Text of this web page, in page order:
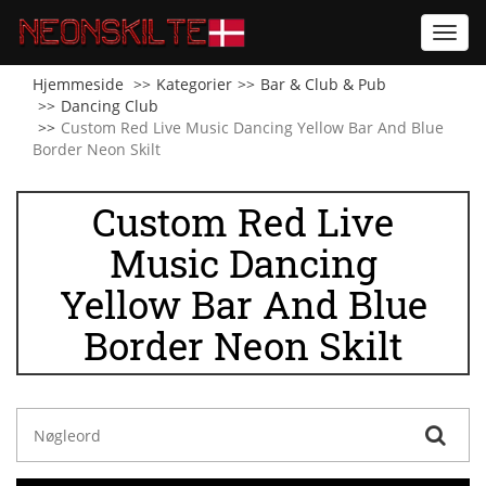
Hjemmeside
Kategorier
Bar & Club & Pub
Dancing Club
Custom Red Live Music Dancing Yellow Bar And Blue
Border Neon Skilt
Custom Red Live
Music Dancing
Yellow Bar And Blue
Border Neon Skilt